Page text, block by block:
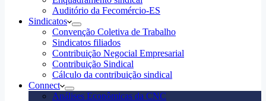
Auditório da Fecomércio-ES
Sindicatos
Convenção Coletiva de Trabalho
Sindicatos filiados
Contribuição Negocial Empresarial
Contribuição Sindical
Cálculo da contribuição sindical
Connect
Análises Econômicas da CNC